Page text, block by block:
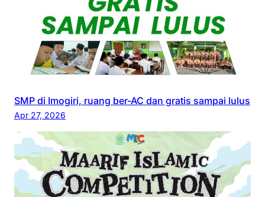
SMP di Imogiri, ruang ber-AC dan gratis sampai lulus
Apr 27, 2026